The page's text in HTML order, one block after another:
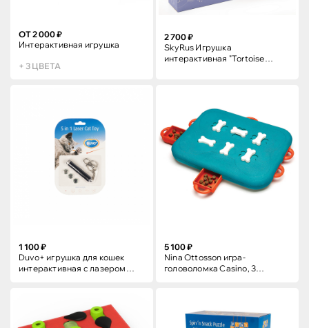
ОТ 2 000 ₽
Интерактивная игрушка
+ 3 ЦВЕТА
2 700 ₽
SkyRus Игрушка
интерактивная "Tortoise
1 100 ₽
Duvo+ игрушка для кошек
интерактивная с лазером
5 100 ₽
Nina Ottosson игра-
головоломка Casino, 3